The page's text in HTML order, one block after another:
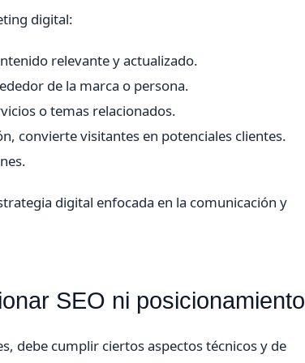
digital:
relevante y actualizado.
de la marca o persona.
o temas relacionados.
convierte visitantes en potenciales clientes.
digital enfocada en la comunicación y
SEO ni posicionamiento
debe cumplir ciertos aspectos técnicos y de